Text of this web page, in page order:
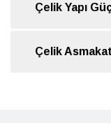
Çelik Yapı
Çelik